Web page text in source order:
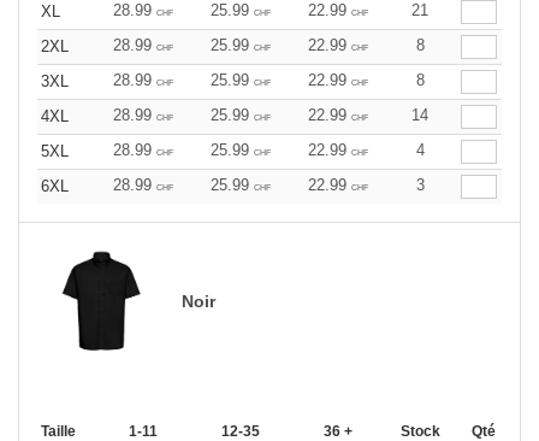
XL
28.99 CHF 25.99 CHF 22.99 CHF
21
2XL
28.99 CHF 25.99 CHF 22.99 CHF
8
3XL
28.99 CHF 25.99 CHF 22.99 CHF
8
4XL
28.99 CHF 25.99 CHF 22.99 CHF
14
5XL
28.99 CHF 25.99 CHF 22.99 CHF
4
6XL
28.99 CHF 25.99 CHF 22.99 CHF 3
Noir
Taille 1-11 12-35 36 + Stock Qté